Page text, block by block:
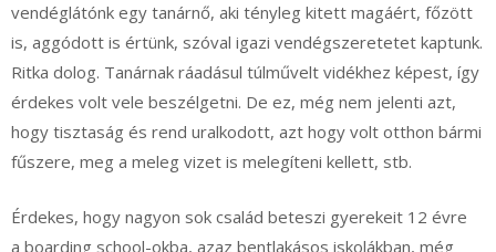
vendéglátónk egy tanárnő, aki tényleg kitett magáért, főzött
is, aggódott is értünk, szóval igazi vendégszeretetet kaptunk.
Ritka dolog. Tanárnak ráadásul túlművelt vidékhez képest, így
érdekes volt vele beszélgetni. De ez, még nem jelenti azt,
hogy tisztaság és rend uralkodott, azt hogy volt otthon bármi
fűszere, meg a meleg vizet is melegíteni kellett, stb.
Érdekes, hogy nagyon sok család beteszi gyerekeit 12 évre
a boarding school-okba, azaz bentlakásos iskolákban, még